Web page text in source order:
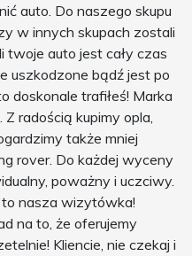
auto. Do naszego skupu
w innych skupach zostali
twoje auto jest cały czas
uszkodzone bądź jest po
doskonale trafiłeś! Marka
radością kupimy opla,
także mniej
rover. Do każdej wyceny
poważny i uczciwy.
nasza wizytówka!
na to, że oferujemy
Kliencie, nie czekaj i